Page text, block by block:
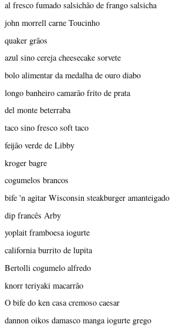
al fresco fumado salsichão de frango salsicha
john morrell carne Toucinho
quaker grãos
azul sino cereja cheesecake sorvete
bolo alimentar da medalha de ouro diabo
longo banheiro camarão frito de prata
del monte beterraba
taco sino fresco soft taco
feijão verde de Libby
kroger bagre
cogumelos brancos
bife 'n agitar Wisconsin steakburger amanteigado
dip francês Arby
yoplait framboesa iogurte
california burrito de lupita
Bertolli cogumelo alfredo
knorr teriyaki macarrão
O bife do ken casa cremoso caesar
dannon oikos damasco manga iogurte grego